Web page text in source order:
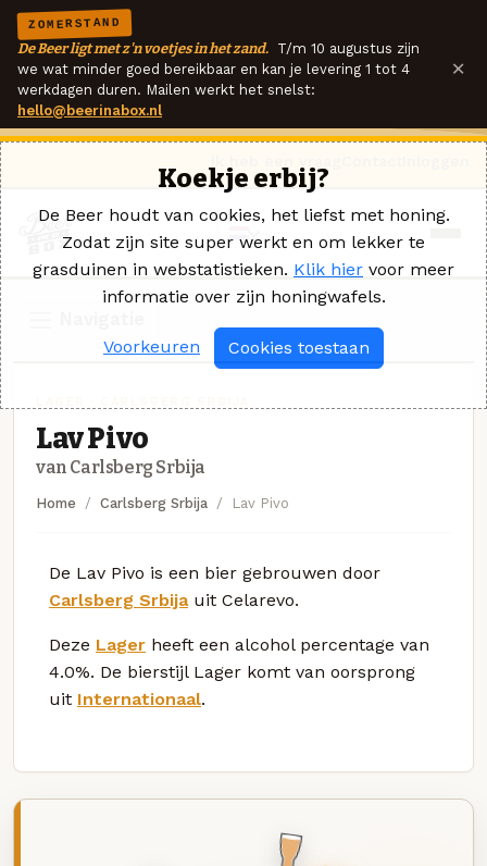
ZOMERSTAND
De Beer ligt met z'n voetjes in het zand. T/m 10 augustus zijn
we wat minder goed bereikbaar en kan je levering 1 tot 4
werkdagen duren. Mailen werkt het snelst:
hello@beerinabox.nl
×
Lav Pivo
van Carlsberg Srbija
Home Carlsberg Srbija Lav Pivo
De Lav Pivo is een bier gebrouwen door
Carlsberg Srbijauit Celarevo.
Deze Lager heeft een alcohol percentage van
4.0%. De bierstijl Lager komt van oorsprong
uit Internationaal.
Koekje erbij?
De Beer houdt van cookies, het liefst met honing.
Zodat zijn site super werkt en om lekker te
grasduinen in webstatistieken. Klik hier voor meer
informatie over zijn honingwafels.
Voorkeuren Cookies toestaan